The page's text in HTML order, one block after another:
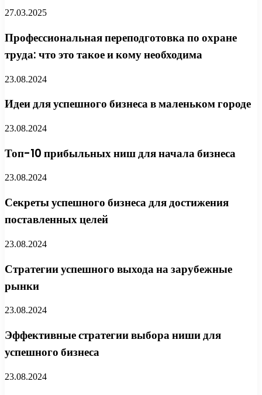
27.03.2025
Профессиональная переподготовка по охране
труда: что это такое и кому необходима
23.08.2024
Идеи для успешного бизнеса в маленьком городе
23.08.2024
Топ-10 прибыльных ниш для начала бизнеса
23.08.2024
Секреты успешного бизнеса для достижения
поставленных целей
23.08.2024
Стратегии успешного выхода на зарубежные
рынки
23.08.2024
Эффективные стратегии выбора ниши для
успешного бизнеса
23.08.2024